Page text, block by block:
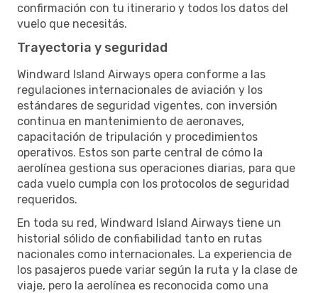
confirmación con tu itinerario y todos los datos del
vuelo que necesitás.
Trayectoria y seguridad
Windward Island Airways opera conforme a las
regulaciones internacionales de aviación y los
estándares de seguridad vigentes, con inversión
continua en mantenimiento de aeronaves,
capacitación de tripulación y procedimientos
operativos. Estos son parte central de cómo la
aerolínea gestiona sus operaciones diarias, para que
cada vuelo cumpla con los protocolos de seguridad
requeridos.
En toda su red, Windward Island Airways tiene un
historial sólido de confiabilidad tanto en rutas
nacionales como internacionales. La experiencia de
los pasajeros puede variar según la ruta y la clase de
viaje, pero la aerolínea es reconocida como una